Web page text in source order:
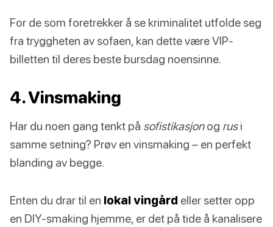
For de som foretrekker å se kriminalitet utfolde seg
fra tryggheten av sofaen, kan dette være VIP-
billetten til deres beste bursdag noensinne.
4. Vinsmaking
Har du noen gang tenkt på sofistikasjonog rusi
samme setning? Prøv en vinsmaking – en perfekt
blanding av begge.
Enten du drar til en lokal vingård eller setter opp
en DIY-smaking hjemme, er det på tide å kanalisere